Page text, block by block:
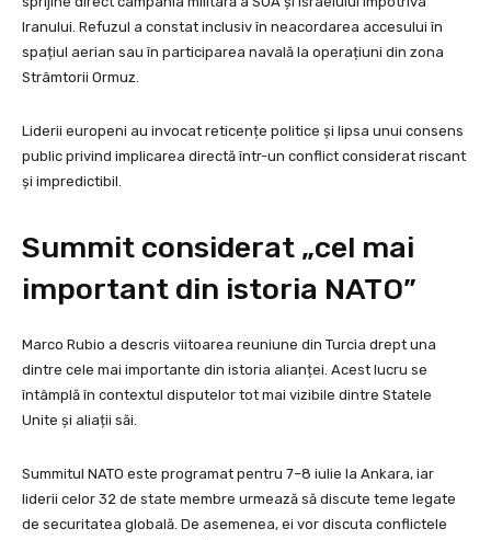
Iranului. Refuzul a constat inclusiv în neacordarea accesului în
spațiul aerian sau în participarea navală la operațiuni din zona
Strâmtorii Ormuz.
Liderii europeni au invocat reticențe politice și lipsa unui consens
public privind implicarea directă într-un conflict considerat riscant
și impredictibil.
Summit considerat „cel mai
important din istoria NATO”
Marco Rubio a descris viitoarea reuniune din Turcia drept una
dintre cele mai importante din istoria alianței. Acest lucru se
întâmplă în contextul disputelor tot mai vizibile dintre Statele
Unite și aliații săi.
Summitul NATO este programat pentru 7–8 iulie la Ankara, iar
liderii celor 32 de state membre urmează să discute teme legate
de securitatea globală. De asemenea, ei vor discuta conflictele